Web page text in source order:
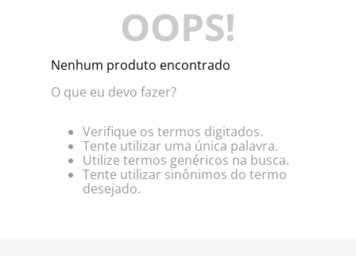
OOPS!
Nenhum produto encontrado
O que eu devo fazer?
Verifique os termos digitados.
Tente utilizar uma única palavra.
Utilize termos genéricos na busca.
Tente utilizar sinônimos do termo
desejado.